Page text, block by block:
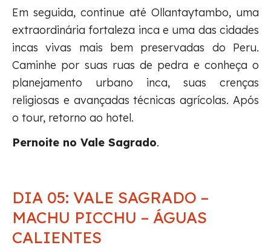
Em seguida, continue até Ollantaytambo, uma
extraordinária fortaleza inca e uma das cidades
incas vivas mais bem preservadas do Peru.
Caminhe por suas ruas de pedra e conheça o
planejamento urbano inca, suas crenças
religiosas e avançadas técnicas agrícolas. Após
o tour, retorno ao hotel.
Pernoite no Vale Sagrado.
DIA 05: VALE SAGRADO –
MACHU PICCHU – ÁGUAS
CALIENTES